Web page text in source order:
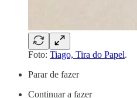
Foto: Tiago, Tira do Papel.
Parar de fazer
Continuar a fazer